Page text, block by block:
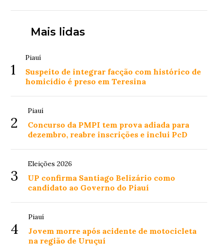
Mais lidas
1
Piauí
Suspeito de integrar facção com histórico de
homicídio é preso em Teresina
2
Piauí
Concurso da PMPI tem prova adiada para
dezembro, reabre inscrições e inclui PcD
3
Eleições 2026
UP confirma Santiago Belizário como
candidato ao Governo do Piauí
4
Piauí
Jovem morre após acidente de motocicleta
na região de Uruçuí